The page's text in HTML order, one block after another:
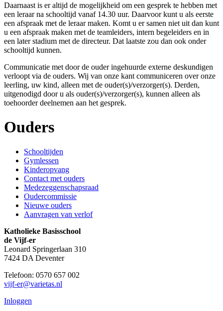
Daarnaast is er altijd de mogelijkheid om een gesprek te hebben met
een leraar na schooltijd vanaf 14.30 uur. Daarvoor kunt u als eerste
een afspraak met de leraar maken. Komt u er samen niet uit dan kunt
u een afspraak maken met de teamleiders, intern begeleiders en in
een later stadium met de directeur. Dat laatste zou dan ook onder
schooltijd kunnen.
Communicatie met door de ouder ingehuurde externe deskundigen
verloopt via de ouders. Wij van onze kant communiceren over onze
leerling, uw kind, alleen met de ouder(s)/verzorger(s). Derden,
uitgenodigd door u als ouder(s)/verzorger(s), kunnen alleen als
toehoorder deelnemen aan het gesprek.
Ouders
Schooltijden
Gymlessen
Kinderopvang
Contact met ouders
Medezeggenschapsraad
Oudercommissie
Nieuwe ouders
Aanvragen van verlof
Katholieke Basisschool
de Vijf-er
Leonard Springerlaan 310
7424 DA Deventer
Telefoon: 0570 657 002
vijf-er@varietas.nl
Inloggen